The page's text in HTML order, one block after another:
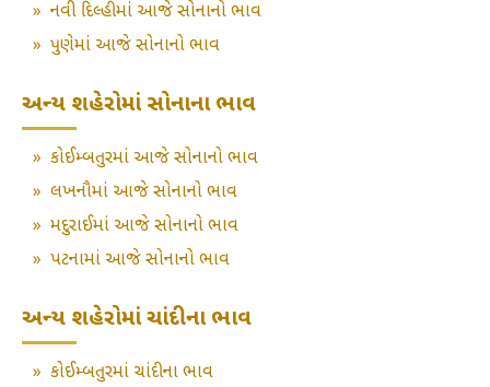
» નવી દિલ્હીમાં આજે સોનાનો ભાવ
» પુણેમાં આજે સોનાનો ભાવ
અન્ય શહેરોમાં સોનાના ભાવ
» કોઈમ્બતુરમાં આજે સોનાનો ભાવ
» લખનૌમાં આજે સોનાનો ભાવ
» મદુરાઈમાં આજે સોનાનો ભાવ
» પટનામાં આજે સોનાનો ભાવ
અન્ય શહેરોમાં ચાંદીના ભાવ
» કોઈમ્બતુરમાં ચાંદીના ભાવ